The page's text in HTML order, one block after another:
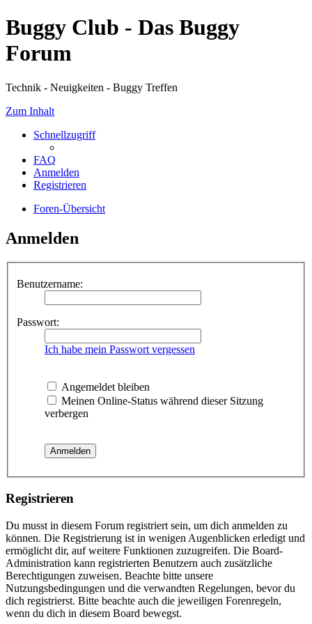
Buggy Club - Das Buggy
Forum
Technik - Neuigkeiten - Buggy Treffen
Zum Inhalt
Schnellzugriff
FAQ
Anmelden
Registrieren
Foren-Übersicht
Anmelden
Benutzername:
Passwort:
Ich habe mein Passwort vergessen
Angemeldet bleiben
Meinen Online-Status während dieser Sitzung
verbergen
Registrieren
Du musst in diesem Forum registriert sein, um dich anmelden zu
können. Die Registrierung ist in wenigen Augenblicken erledigt und
ermöglicht dir, auf weitere Funktionen zuzugreifen. Die Board-
Administration kann registrierten Benutzern auch zusätzliche
Berechtigungen zuweisen. Beachte bitte unsere
Nutzungsbedingungen und die verwandten Regelungen, bevor du
dich registrierst. Bitte beachte auch die jeweiligen Forenregeln,
wenn du dich in diesem Board bewegst.